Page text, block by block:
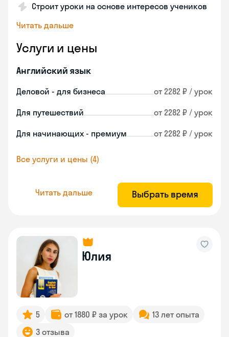
Строит уроки на основе интересов учеников
Читать дальше
Услуги и цены
Английский язык
Деловой - для бизнеса от 2282 ₽ / урок
Для путешествий от 2282 ₽ / урок
Для начинающих - премиум от 2282 ₽ / урок
Все услуги и цены (4)
Читать дальше Выбрать время
Юлия
5 от 1880 ₽ за урок
13 лет опыта
3 отзыва